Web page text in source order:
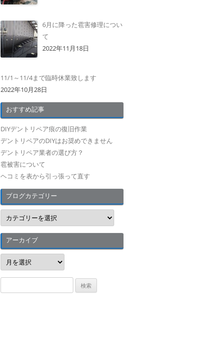
6月に降った雹害修理につい
て
2022年11月18日
11/1～11/4まで臨時休業致します
2022年10月28日
おすすめ記事
DIYデントリペア痕の復旧作業
デントリペアのDIYはお奨めできません
デントリペア業者の選び方？
雹被害について
ヘコミを表から引っ張って直す
ブログカテゴリー
ブ
ロ
グ
カ
テ
ゴ
リ
アーカイブ
ア
ー
カ
イ
索